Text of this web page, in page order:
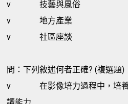
v
技藝與風俗
v
地方產業
v
社區座談
問：下列敘述何者正確? (複選題)
v
在影像培力過程中，培